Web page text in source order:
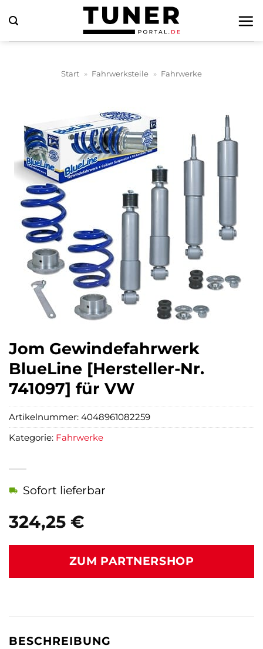
Inhalt
springen
Start » Fahrwerksteile » Fahrwerke
Jom Gewindefahrwerk
BlueLine [Hersteller-Nr.
741097] für VW
324,25 €
Sofort lieferbar
ZUM PARTNERSHOP
Artikelnummer: 4048961082259
Kategorie: Fahrwerke
BESCHREIBUNG